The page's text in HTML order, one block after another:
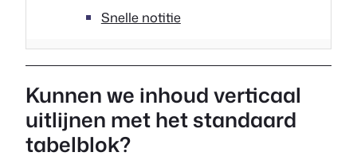
Snelle notitie
Kunnen we inhoud verticaal
uitlijnen met het standaard
tabelblok?